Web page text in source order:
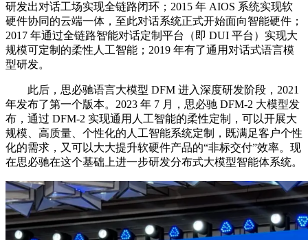
研发出对话工场实现全链路闭环；2015 年 AIOS 系统实现软
硬件协同的云端一体，至此对话系统正式开始面向智能硬件；
2017 年通过全链路智能对话定制平台（即 DUI 平台）实现大
规模可定制的柔性人工智能；2019 年有了通用对话式语言模
型研发。
此后，思必驰语言大模型 DFM 进入深度研发阶段，2021
年发布了第一个版本。2023 年 7 月，思必驰 DFM-2 大模型发
布，通过 DFM-2 实现通用人工智能的柔性定制，可以开展大
规模、高质量、个性化的人工智能系统定制，既满足客户个性
化的需求，又可以大大提升软硬件产品的“非标交付”效率。现
在思必驰在这个基础上进一步研发分布式大模型智能体系统。